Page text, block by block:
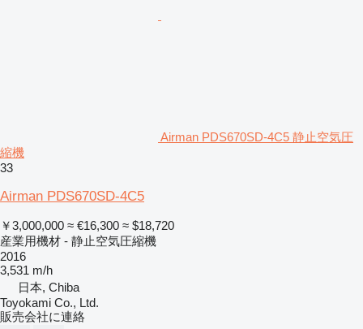
Airman PDS670SD-4C5 静止空気圧
縮機
33
Airman PDS670SD-4C5
￥3,000,000 ≈ €16,300 ≈ $18,720
産業用機材 - 静止空気圧縮機
2016
3,531 m/h
日本, Chiba
Toyokami Co., Ltd.
販売会社に連絡